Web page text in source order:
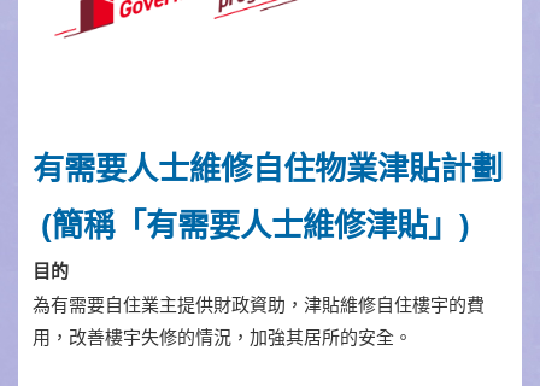
有需要人士維修自住物業津貼計劃
(簡稱「有需要人士維修津貼」 )
目的
為有需要自住業主提供財政資助，津貼維修自住樓宇的費
用，改善樓宇失修的情況，加強其居所的安全。